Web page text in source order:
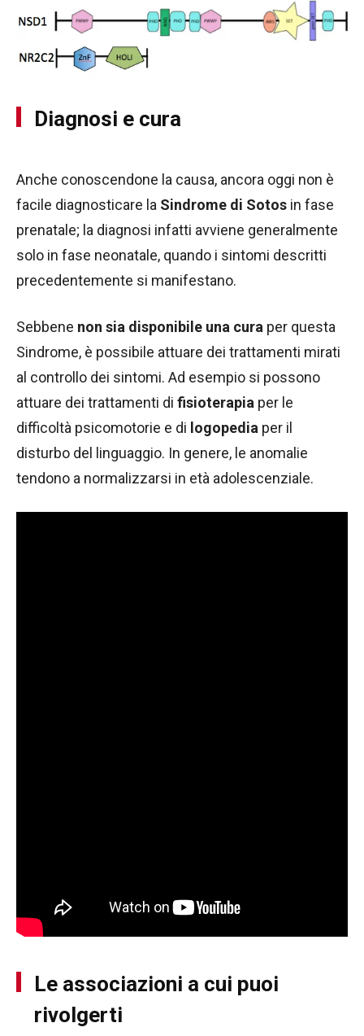
Diagnosi e cura
Anche conoscendone la causa, ancora oggi non è
facile diagnosticare la Sindrome di Sotos in fase
prenatale; la diagnosi infatti avviene generalmente
solo in fase neonatale, quando i sintomi descritti
precedentemente si manifestano.
Sebbene non sia disponibile una cura per questa
Sindrome, è possibile attuare dei trattamenti mirati
al controllo dei sintomi. Ad esempio si possono
attuare dei trattamenti di fisioterapia per le
difficoltà psicomotorie e di logopedia per il
disturbo del linguaggio. In genere, le anomalie
tendono a normalizzarsi in età adolescenziale.
Le associazioni a cui puoi
rivolgerti